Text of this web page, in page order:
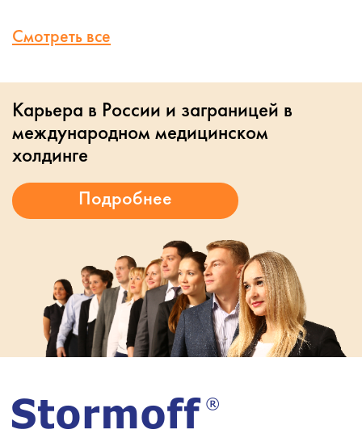
Смотреть все
Карьера в России и заграницей в
международном медицинском
холдинге